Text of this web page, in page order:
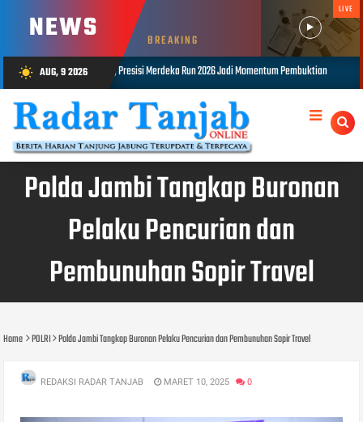
NEWS BREAKING
LIVE
wb_sunny AUG, 9 2026
Merdeka Run 2026 Jadi Momentum Pembuktian AUG 08, 2026 Polsek Kota Baru
Polda Jambi Tangkap Buronan
Pelaku Pencurian dan
Pembunuhan Sopir Travel
Home POLRI Polda Jambi Tangkap Buronan Pelaku Pencurian dan Pembunuhan Sopir Travel
REDAKSI RADAR TANJAB MARET 10, 2025 0